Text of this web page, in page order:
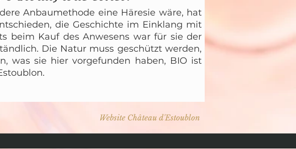
Anbaumethode eine Häresie wäre, hat
die Geschichte im Einklang mit
beim Kauf des Anwesens war für sie der
Die Natur muss geschützt werden,
was sie hier vorgefunden haben, BIO ist
Website Château d'Estoublon